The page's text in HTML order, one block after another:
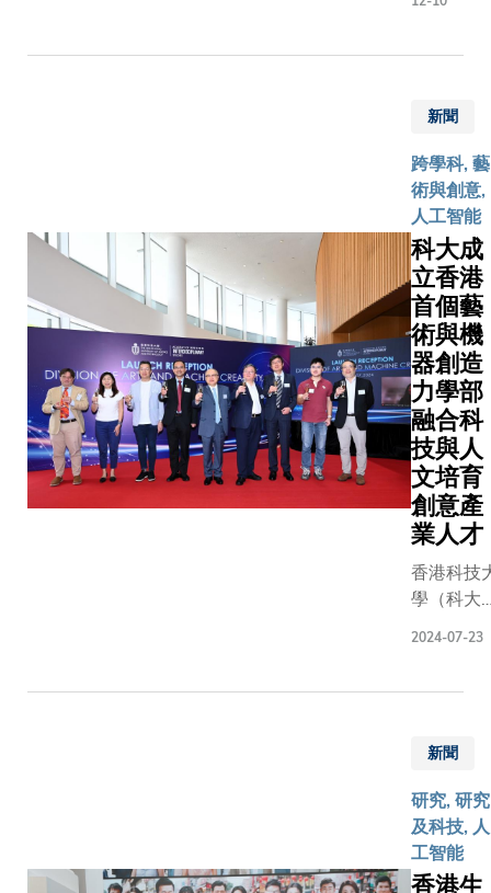
屬於典型
體，其排
球變暖。
界各國均
著手開發
環保替代
方案，其
中，「基
於形狀記
憶合金
（SMAs
彈卡效應
的固態製
冷技術」
憑藉其零
溫室氣體
排放及高
能效潛
力，引起
學術界與
產業界的
廣泛關
而，此前
冷裝置，
功率只有
約260
瓦，遠未
達到商用
大先進顯
子技術國
家重點實
驗室創始
主任郭海
成教授指
導，並與
南方科技
大學和中
國科學院
蘇州納米
所合
作。 光刻
機是用以
製造半導
體的重要
設備，它
利用短波
長的紫外
光構成不
同圖案，
從而生產
運用傳統
汞燈和深
紫外LED
光源的製
作有不足
策，以
建立包
容及關
愛僱員
的工作
環境。
科大最
近推出
每週彈
性遙距
工作日
和特別
假期，
旨在平
衡員工
的工作
與生
活，並
促進以
毒大流
來，遙
距工作
逐漸普
及化。
新聞
跨學科, 藝
術與創意,
人工智能
科大成
立香港
首個藝
術與機
器創造
力學部
融合科
技與人
文培育
創意產
業人才
香港科技
學（科大
作為一個
術融合的
學科中心
新學部將
出媲美麻
2024-07-23
新聞
研究, 研究
及科技, 人
工智能
香港生